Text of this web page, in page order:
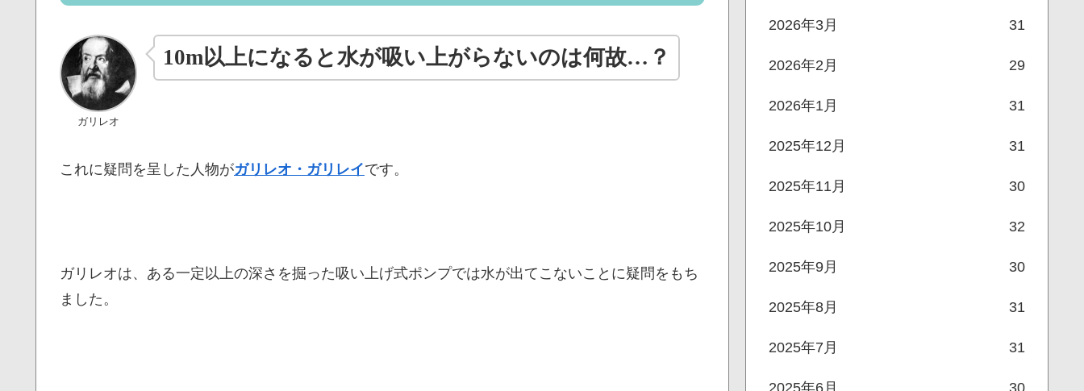
ガリレオ
10m以上になると水が吸い上がらないのは何故…？
これに疑問を呈した人物がガリレオ・ガリレイです。
ガリレオは、ある一定以上の深さを掘った吸い上げ式ポンプでは水が出てこないことに疑問をもち
ました。
2026年3月 31
2026年2月 29
2026年1月 31
2025年12月 31
2025年11月 30
2025年10月 32
2025年9月 30
2025年8月 31
2025年7月 31